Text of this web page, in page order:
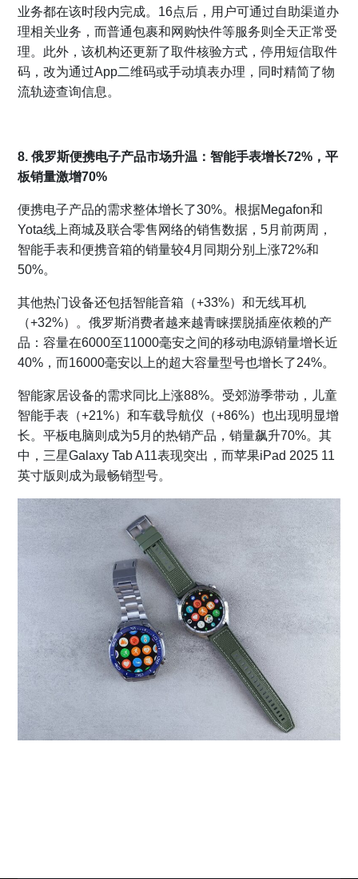
业务都在该时段内完成。16点后，用户可通过自助渠道办
理相关业务，而普通包裹和网购快件等服务则全天正常受
理。此外，该机构还更新了取件核验方式，停用短信取件
码，改为通过App二维码或手动填表办理，同时精简了物
流轨迹查询信息。
8. 俄罗斯便携电子产品市场升温：智能手表增长72%，平
板销量激增70%
便携电子产品的需求整体增长了30%。根据Megafon和
Yota线上商城及联合零售网络的销售数据，5月前两周，
智能手表和便携音箱的销量较4月同期分别上涨72%和
50%。
其他热门设备还包括智能音箱（+33%）和无线耳机
（+32%）。俄罗斯消费者越来越青睐摆脱插座依赖的产
品：容量在6000至11000毫安之间的移动电源销量增长近
40%，而16000毫安以上的超大容量型号也增长了24%。
智能家居设备的需求同比上涨88%。受郊游季带动，儿童
智能手表（+21%）和车载导航仪（+86%）也出现明显增
长。平板电脑则成为5月的热销产品，销量飙升70%。其
中，三星Galaxy Tab A11表现突出，而苹果iPad 2025 11
英寸版则成为最畅销型号。